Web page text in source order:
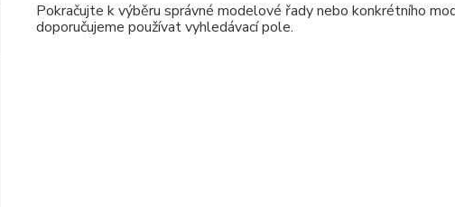
Pokračujte k výběru správné modelové řady nebo konkrétního
doporučujeme používat vyhledávací pole.